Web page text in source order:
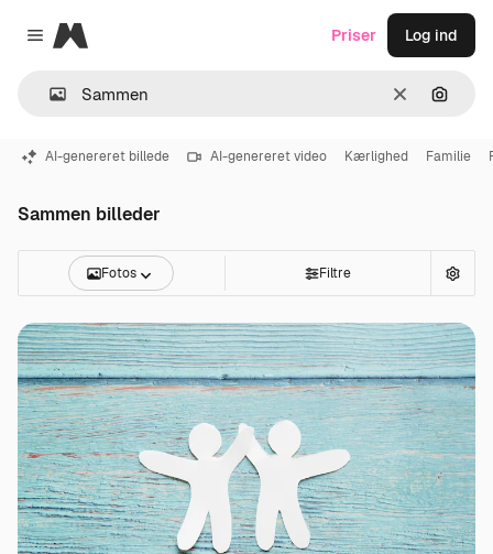
Close menu
Magnific
Klar Søg
Priser Log ind
AI-genereret billede AI-genereret video Kærlighed Familie
Sammen billeder
Fotos Filtre